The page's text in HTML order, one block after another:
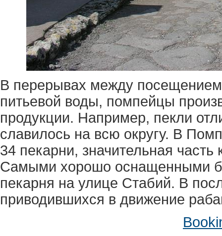
В перерывах между посещением
питьевой воды, помпейцы
продукции. Например, пекли
славилось на всю округу. В
34 пекарни, значительная часть
Самыми хорошо оснащенными
пекарня на улице Стабий. В
приводившихся в движение